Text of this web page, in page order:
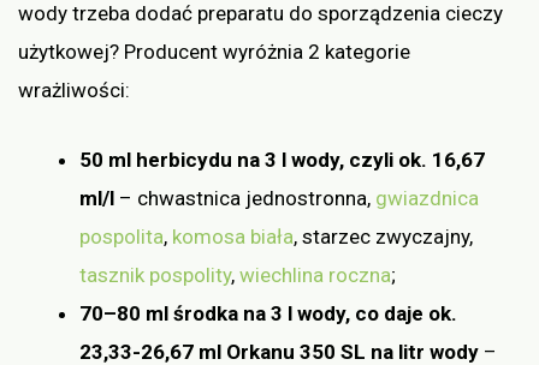
wody trzeba dodać preparatu do sporządzenia cieczy
użytkowej? Producent wyróżnia 2 kategorie
wrażliwości:
50 ml herbicydu na 3 l wody, czyli ok. 16,67
ml/l – chwastnica jednostronna, gwiazdnica
pospolita, komosa biała, starzec zwyczajny,
tasznik pospolity, wiechlina roczna;
70–80 ml środka na 3 l wody, co daje ok.
23,33-26,67 ml Orkanu 350 SL na litr wody –